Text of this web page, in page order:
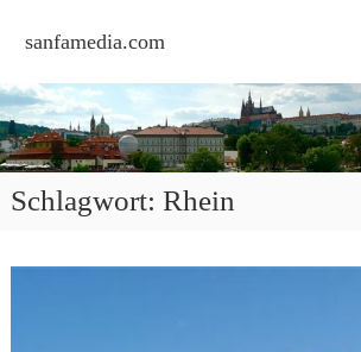
sanfamedia.com
Schlagwort: Rhein